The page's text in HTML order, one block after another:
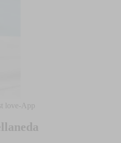
love-App